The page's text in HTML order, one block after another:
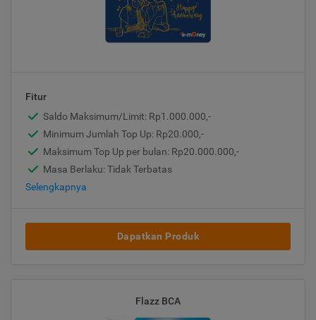
Fitur
Saldo Maksimum/Limit: Rp1.000.000,-
Minimum Jumlah Top Up: Rp20.000,-
Maksimum Top Up per bulan: Rp20.000.000,-
Masa Berlaku: Tidak Terbatas
Selengkapnya
Dapatkan Produk
Flazz BCA